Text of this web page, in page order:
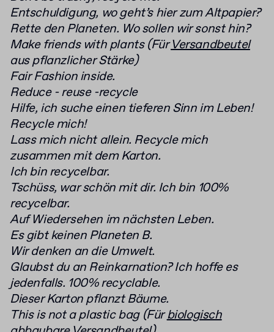
Entschuldigung, wo geht’s hier zum Altpapier?
Rette den Planeten. Wo sollen wir sonst hin?
Make friends with plants (FürVersandbeutel
aus pflanzlicher Stärke)
Fair Fashion inside.
Reduce - reuse -recycle
Hilfe, ich suche einen tieferen Sinn im Leben!
Recycle mich!
Lass mich nicht allein. Recycle mich
zusammen mit dem Karton.
Ich bin recycelbar.
Tschüss, war schön mit dir. Ich bin 100%
recycelbar.
Auf Wiedersehen im nächsten Leben.
Es gibt keinen Planeten B.
Wir denken an die Umwelt.
Glaubst du an Reinkarnation? Ich hoffe es
jedenfalls. 100% recyclable.
Dieser Karton pflanzt Bäume.
This is not a plastic bag (Fürbiologisch